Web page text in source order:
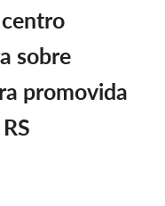
sobre
promovida